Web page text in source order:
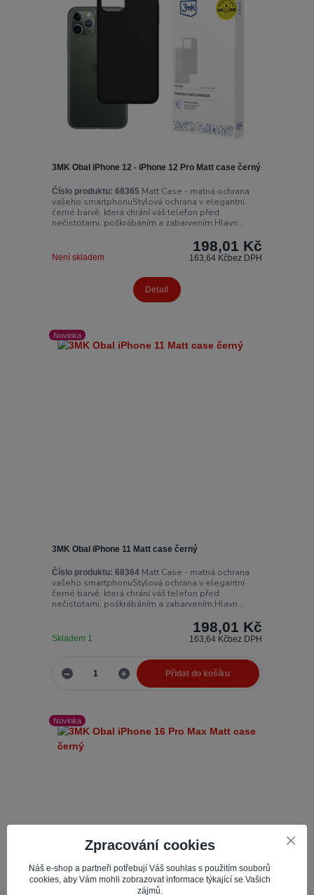
3MK Obal iPhone 12 - iPhone 12 Pro Matt case černý
Číslo produktu: 68365 Matt Case - matná ochrana
vašeho smartphonuStylová ochrana v elegantní
černé barvě, která chrání váš telefon před
nečistotami, poškrábáním a zabarvením.Hlavn...
198,01 Kč
163,64 Kčbez DPH
Není skladem
Detail
Novinka
3MK Obal iPhone 11 Matt case černý
Číslo produktu: 68364Matt Case - matná ochrana
vašeho smartphonuStylová ochrana v elegantní
černé barvě, která chrání váš telefon před
nečistotami, poškrábáním a zabarvením.Hlavn...
198,01 Kč
163,64 Kčbez DPH
Skladem 1
Přidat do košíku
Novinka
Zpracování cookies
Náš e-shop a partneři potřebují Váš souhlas s použitím souborů
cookies, aby Vám mohli zobrazovat informace týkající se Vašich
zájmů.